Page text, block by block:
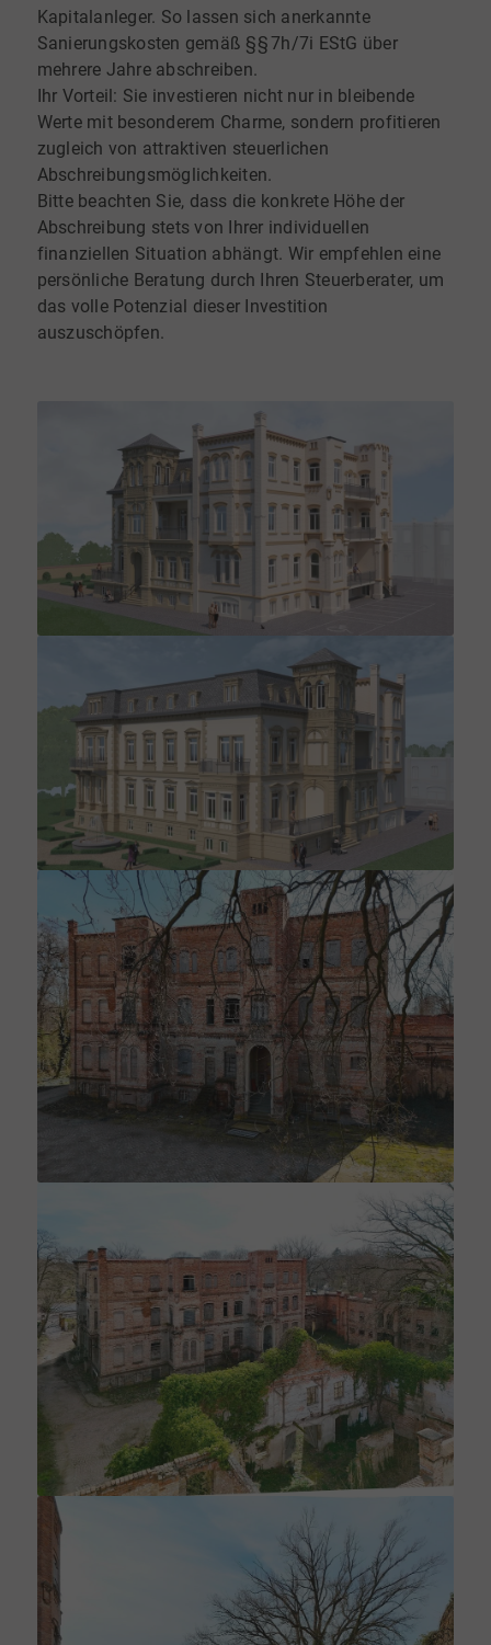
Kapitalanleger. So lassen sich anerkannte
Sanierungskosten gemäß §§ 7h/7i EStG über
mehrere Jahre abschreiben.
Ihr Vorteil: Sie investieren nicht nur in bleibende
Werte mit besonderem Charme, sondern profitieren
zugleich von attraktiven steuerlichen
Abschreibungsmöglichkeiten.
Bitte beachten Sie, dass die konkrete Höhe der
Abschreibung stets von Ihrer individuellen
finanziellen Situation abhängt. Wir empfehlen eine
persönliche Beratung durch Ihren Steuerberater, um
das volle Potenzial dieser Investition
auszuschöpfen.